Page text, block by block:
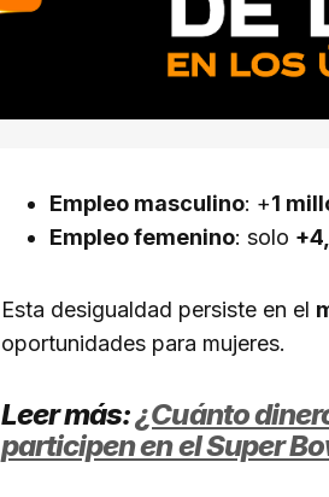
Empleo masculino: +1
Empleo femenino: solo
Esta desigualdad persiste en el
oportunidades para mujeres.
Leer más:¿Cuánto
participen en el Super